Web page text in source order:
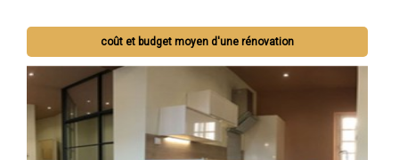
coût et budget moyen d'une rénovation